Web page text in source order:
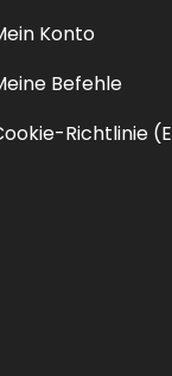
Konto
Befehle
Richtlinie